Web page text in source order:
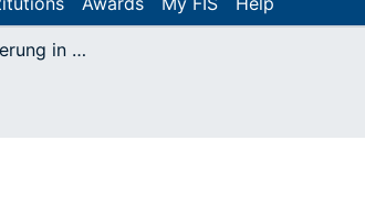
Wirkungsorientierung in der entwicklungspolitischen Inlandsarbeit / Claudia Bergmüller, Bernward Causemann, Susanne Höck, Jean-Marie Krier, Eva Quiring. - 1st, New ed: Münster, 2019